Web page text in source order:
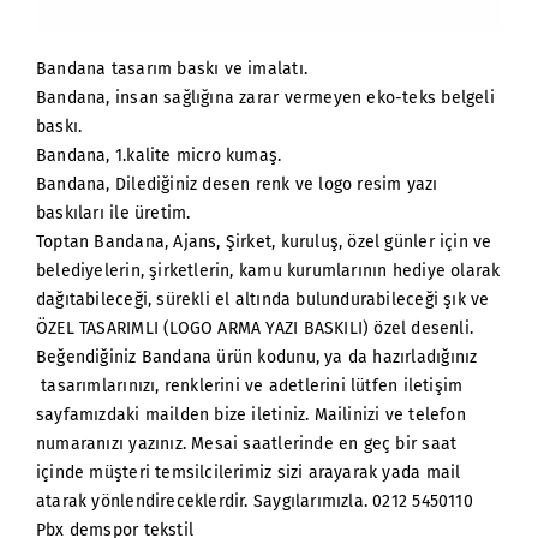
Bandana tasarım baskı ve imalatı.
Bandana, insan sağlığına zarar vermeyen eko-teks belgeli
baskı.
Bandana, 1.kalite micro kumaş.
Bandana, Dilediğiniz desen renk ve logo resim yazı
baskıları ile üretim.
Toptan Bandana, Ajans, Şirket, kuruluş, özel günler için ve
belediyelerin, şirketlerin, kamu kurumlarının hediye olarak
dağıtabileceği, sürekli el altında bulundurabileceği şık ve
ÖZEL TASARIMLI (LOGO ARMA YAZI BASKILI) özel desenli.
Beğendiğiniz Bandana ürün kodunu, ya da hazırladığınız
tasarımlarınızı, renklerini ve adetlerini lütfen iletişim
sayfamızdaki mailden bize iletiniz. Mailinizi ve telefon
numaranızı yazınız. Mesai saatlerinde en geç bir saat
içinde müşteri temsilcilerimiz sizi arayarak yada mail
atarak yönlendireceklerdir. Saygılarımızla. 0212 5450110
Pbx demspor tekstil